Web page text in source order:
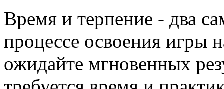
Время и терпение - два
процессе освоения игры
ожидайте мгновенных